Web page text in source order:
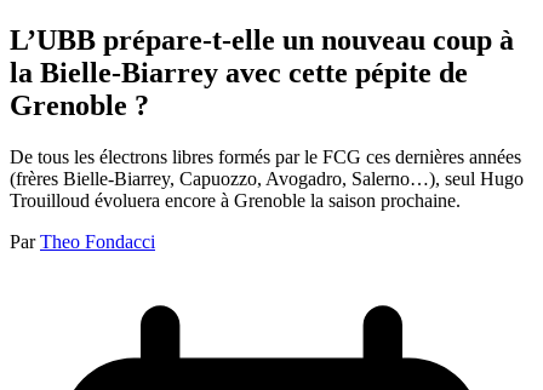
L’UBB prépare-t-elle un nouveau coup à
la Bielle-Biarrey avec cette pépite de
Grenoble ?
De tous les électrons libres formés par le FCG ces dernières années
(frères Bielle-Biarrey, Capuozzo, Avogadro, Salerno…), seul Hugo
Trouilloud évoluera encore à Grenoble la saison prochaine.
Par Theo Fondacci